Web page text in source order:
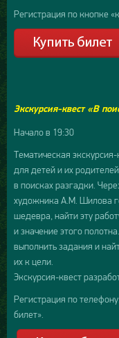
Регистрация по кнопке
Экскурсия-квест «В
Начало в 19:30
Тематическая
для детей и их
в поисках разгадки.
художника А.М. Шилова
шедевра, найти эту
и значение этого
выполнить задания и
их к цели.
Экскурсия-квест
Регистрация по
билет».